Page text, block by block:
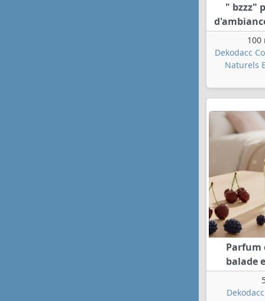
" bzzz"
100
Dekodacc
Naturels
Parfum
balade